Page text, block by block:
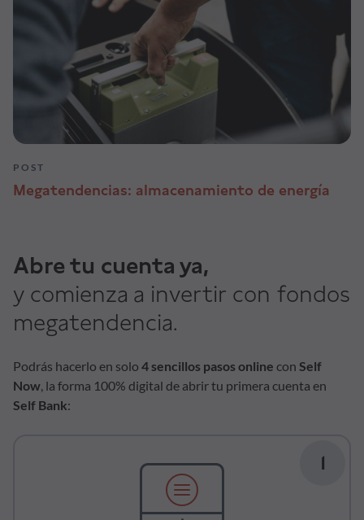
POST
Megatendencias: almacenamiento de energía
Abre tu cuenta ya,
y comienza a invertir con fondos
megatendencia.
Podrás hacerlo en solo 4 sencillos pasos online con Self
Now, la forma 100% digital de abrir tu primera cuenta en
Self Bank:
1